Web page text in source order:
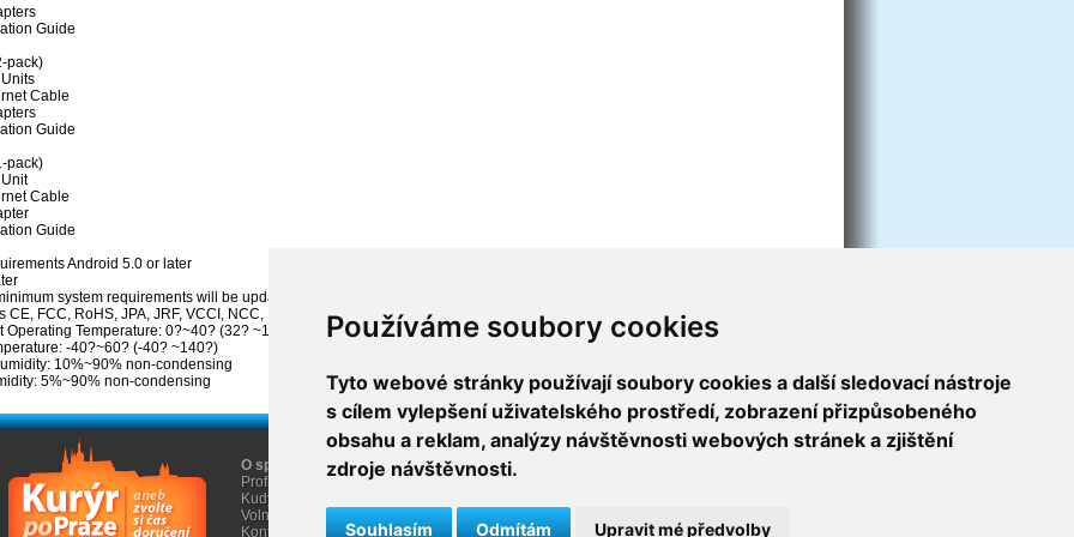
Používáme soubory cookies
Tyto webové stránky používají soubory cookies a další sledovací nástroje
s cílem vylepšení uživatelského prostředí, zobrazení přizpůsobeného
obsahu a reklam, analýzy návštěvnosti webových stránek a zjištění
zdroje návštěvnosti.
Souhlasím Odmítám Upravit mé předvolby
Guide
pack)
Cable
Guide
pack)
Cable
Guide
Android 5.0 or later
system requirements will be updated alongside updates to the app, subject to official website information.
CE, FCC, RoHS, JPA, JRF, VCCI, NCC, BSMI
Operating Temperature: 0?~40? (32? ~104?)
-40?~60? (-40? ~140?)
10%~90% non-condensing
5%~90% non-condensing
O společnosti
Profil firmy AGEM
Kudy k nám
Volná místa
Kontakty
O nákupu
Obchodní informace